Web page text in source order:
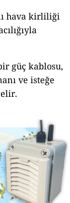
hava kirliliği
güç kablosu,
ve isteğe